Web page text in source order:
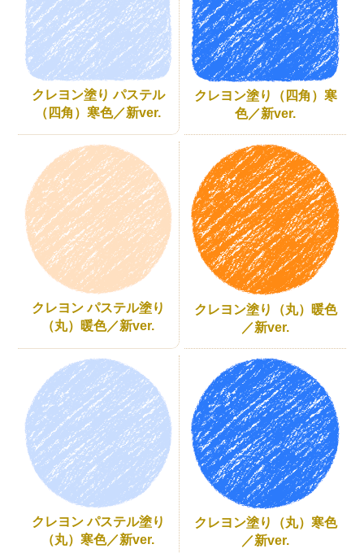
クレヨン塗り パステル
（四角）寒色／新ver.
クレヨン塗り（四角）寒
色／新ver.
クレヨン パステル塗り
（丸）暖色／新ver.
クレヨン塗り（丸）暖色
／新ver.
クレヨン パステル塗り
（丸）寒色／新ver.
クレヨン塗り（丸）寒色
／新ver.